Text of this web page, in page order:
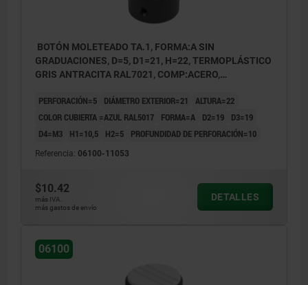
BOTÓN MOLETEADO TA.1, FORMA:A SIN
GRADUACIONES, D=5, D1=21, H=22, TERMOPLÁSTICO
GRIS ANTRACITA RAL7021, COMP:ACERO,
PERFORACIÓN=5 DIÁMETRO EXTERIOR=21
ALTURA=22
COLOR CUBIERTA =AZUL RAL5017
FORMA=A D2=19
D3=19
D4=M3
H1=10,5 H2=5 PROFUNDIDAD DE PERFORACIÓN=10
Referencia: 06100-11053
$10.42
más IVA.
más gastos de envío
DETALLES
06100